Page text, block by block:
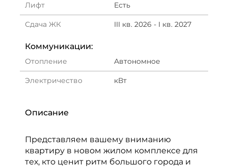
Лифт Есть
Сдача ЖК III кв. 2026 - I кв. 2027
Коммуникации:
Отопление Автономное
Электричество кВт
Описание
Представляем вашему вниманию
квартиру в новом жилом комплексе для
тех, кто ценит ритм большого города и